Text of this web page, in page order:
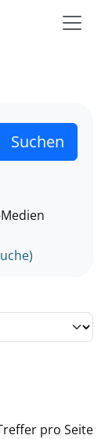
suchen wollen.
Medien
pro Seite